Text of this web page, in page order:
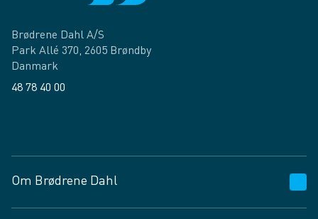
Brødrene Dahl A/S
Park Allé 370, 2605 Brøndby
Danmark
48 78 40 00
Om Brødrene Dahl